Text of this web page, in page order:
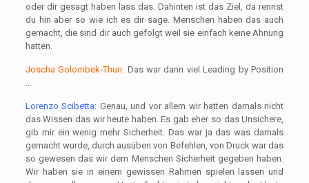
oder dir gesagt haben lass das. Dahinten ist das Ziel, da rennst
du hin aber so wie ich es dir sage. Menschen haben das auch
gemacht, die sind dir auch gefolgt weil sie einfach keine Ahnung
hatten.
Joscha Golombek-Thun: Das war dann viel Leading by Position
Lorenzo Scibetta: Genau, und vor allem wir hatten damals nicht
das Wissen das wir heute haben. Es gab eher so das Unsichere,
gib mir ein wenig mehr Sicherheit. Das war ja das was damals
gemacht wurde, durch ausüben von Befehlen, von Druck war das
so gewesen das wir dem Menschen Sicherheit gegeben haben.
Wir haben sie in einem gewissen Rahmen spielen lassen und